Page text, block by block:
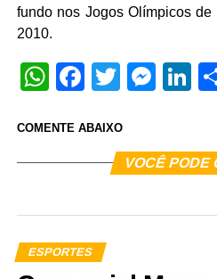
fundo nos Jogos Olímpicos
2010.
WhatsApp
Facebook
Twitter
COMENTE ABAIXO
VOCÊ PODE
ESPORTES